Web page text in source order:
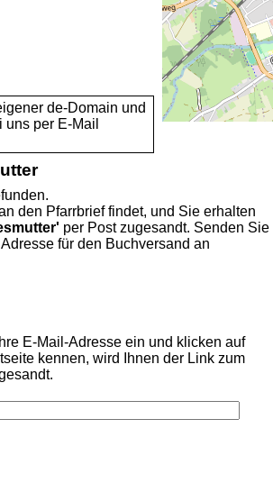
de-Domain und
per E-Mail
den Pfarrbrief findet, und Sie erhalten
per Post zugesandt. Senden Sie
für den Buchversand an
E-Mail-Adresse ein und klicken auf
kennen, wird Ihnen der Link zum